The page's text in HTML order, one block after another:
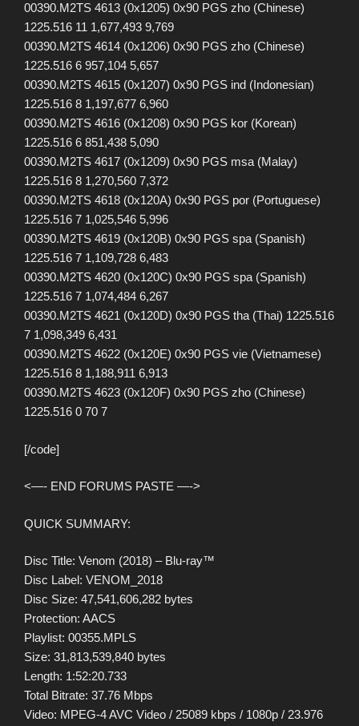
00390.M2TS 4613 (0x1205) 0x90 PGS zho (Chinese)
1225.516 11 1,677,493 9,769
00390.M2TS 4614 (0x1206) 0x90 PGS zho (Chinese)
1225.516 6 957,104 5,657
00390.M2TS 4615 (0x1207) 0x90 PGS ind (Indonesian)
1225.516 8 1,197,677 6,960
00390.M2TS 4616 (0x1208) 0x90 PGS kor (Korean)
1225.516 6 851,438 5,090
00390.M2TS 4617 (0x1209) 0x90 PGS msa (Malay)
1225.516 8 1,270,560 7,372
00390.M2TS 4618 (0x120A) 0x90 PGS por (Portuguese)
1225.516 7 1,025,546 5,996
00390.M2TS 4619 (0x120B) 0x90 PGS spa (Spanish)
1225.516 7 1,109,728 6,483
00390.M2TS 4620 (0x120C) 0x90 PGS spa (Spanish)
1225.516 7 1,074,484 6,267
00390.M2TS 4621 (0x120D) 0x90 PGS tha (Thai) 1225.516
7 1,098,349 6,431
00390.M2TS 4622 (0x120E) 0x90 PGS vie (Vietnamese)
1225.516 8 1,188,911 6,913
00390.M2TS 4623 (0x120F) 0x90 PGS zho (Chinese)
1225.516 0 70 7
[/code]
<—- END FORUMS PASTE —->
QUICK SUMMARY:
Disc Title: Venom (2018) – Blu-ray™
Disc Label: VENOM_2018
Disc Size: 47,541,606,282 bytes
Protection: AACS
Playlist: 00355.MPLS
Size: 31,813,539,840 bytes
Length: 1:52:20.733
Total Bitrate: 37.76 Mbps
Video: MPEG-4 AVC Video / 25089 kbps / 1080p / 23.976